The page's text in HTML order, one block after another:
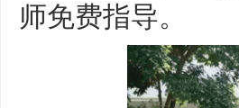
师免费指导。